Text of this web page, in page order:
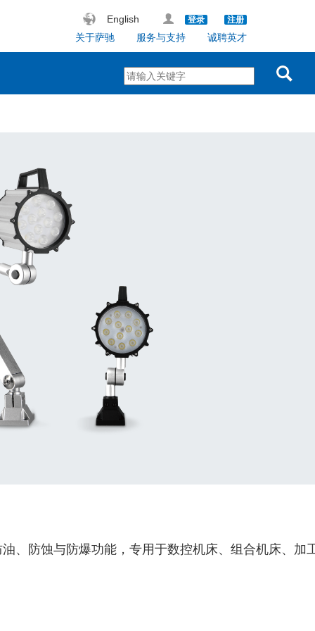
English 登录 注册
关于萨驰 服务与支持 诚聘英才
、防蚀与防爆功能，专用于数控机床、组合机床、加